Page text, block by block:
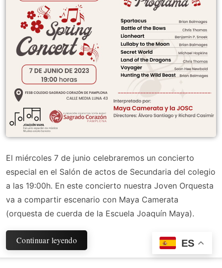
El miércoles 7 de junio celebraremos un concierto
especial en el Salón de actos de Secundaria del colegio
a las 19:00h. En este concierto nuestra Joven Orquesta
va a compartir escenario con Maya Camerata
(orquesta de cuerda de la Escuela Joaquín Maya).
Continuar leyendo ES